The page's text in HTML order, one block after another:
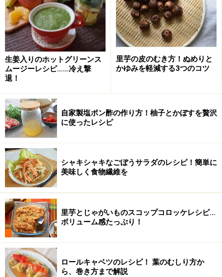
生姜 20～40ｇ
醤油 大さじ4
きび砂糖 大さじ2～3
塩
■ ゴーヤーのピクルス
ゴーヤ
昆布 10cm
酢 100ml
水 50ml
きび砂糖 大さじ2
塩
ゴーヤーは種とワタを取り除いて200gが目安量です。
生姜入りのホットグリーンス
ムージーレシピ……冷え撃
退！
里芋の皮のむき方！ぬめりと
かゆみを軽減する3つのコツ
自家製塩ポン酢の作り方！柚子とかぼすを贅沢
に使ったレシピ
シャキシャキなごぼうサラダのレシピ！簡単に
美味しく食物繊維を
里芋とじゃがいものスコップコロッケレシピ…
ボリューム感たっぷり！
ロールキャベツのレシピ！ 葉のむしり方か
ら、巻き方まで解説